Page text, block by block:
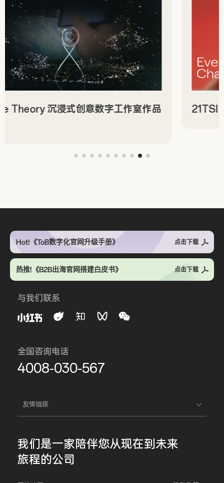
Active Theory 沉浸式创意数字工作室作品
Hot!《ToB数字化官网升级手册》 点击下载
热推!《B2B出海官网搭建白皮书》 点击下载
与我们联系
全国咨询电话
4008-030-567
友情链接
我们是一家陪伴您从现在到未来
旅程的公司